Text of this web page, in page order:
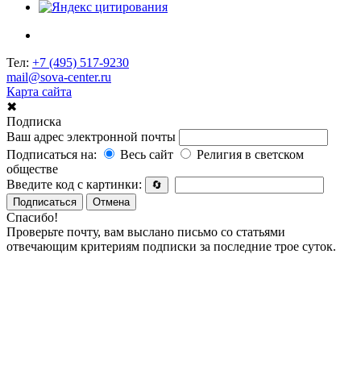
Тел: +7 (495) 517-9230
mail@sova-center.ru
Карта сайта
✖
Подписка
Ваш адрес электронной почты
Подписаться на:
Весь сайт
Религия в светском
обществе
Введите код с картинки:
🔄
Подписаться
Отмена
Спасибо!
Проверьте почту, вам выслано письмо со статьями
отвечающим критериям подписки за последние трое суток.